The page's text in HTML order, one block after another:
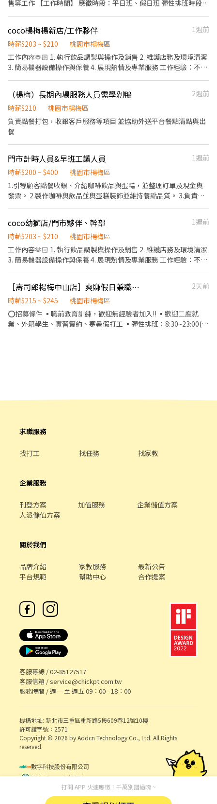
友一起，皆可享受用餐的樂趣。
售等工作 【工作時間】 應徵時段：平日班、假日班 彈性排班時段：
單、愉快像個溫暖的家，喜憨兒需要熱忱的您加入。
coco楊梅楊新店/工作夥伴
1週前
時薪$203 ~ $210
桃園市楊梅區
工作內容🫶🏻 1. 執行飲品調製與操作及銷售 2. 維護店務及環境清潔
3. 簡易機器設備操作與保養 4. 展現熱情及專業服務 工作經驗：不拘
業與門市管理訓練並有意願配合公司培訓計劃
（楊梅）長期內場服務人員需學剁鴨
2週前
時薪$210
桃園市楊梅區
負責點餐打包，收銀客戶服務等項目 並協助外送平台餐點清點與出
餐
門市計時人員&早班工讀人員
1週前
時薪$200 ~ $400
桃園市楊梅區
1.引導顧客點餐收銀、介紹咖啡飲品與蛋糕，並整理訂單及現金與
發票。 2.製作咖啡與飲品並與蛋糕裝飾並維持餐點品質。 3.負責準
coco幼獅店/門市夥伴、幹部
1週前
時薪$203 ~ $210
桃園市楊梅區
工作內容🫶🏻 1. 執行飲品調製與操作及銷售 2. 維護店務及環境清潔
3. 簡易機器設備操作與保養 4. 展現熱情及專業服務 工作經驗：不拘
業與門市管理訓練並有意願配合公司培訓計劃
［壽司郎楊梅中山店］爽賺假日兼職 💰時薪215元 無經驗可🉑
2天前
時薪$215 ~ $245
桃園市楊梅區
⭕招募條件 ▪職前教育訓練，歡迎無經驗者加入!! ▪歡迎二度就
業、外籍學生、實習簽約、寒暑假打工 ▪彈性排班：8:30~23:00(請
壽司，致力成為頂尖品牌
求職服務
找打工 找任務 找家教
企業服務
刊登方案 加值服務
企業儲值方案
人派儲值方案
關於我們
品牌介紹 家教服務
最新公告
平台規範
幫助中心 合作提案
客服專線 /02-85127517
客服信箱 /service@chickpt.com.tw
服務時間 / 週一 至 週五 09：00 - 18：00
機構地址: 新北市三重區重新路5段609巷12號10樓
許可證字號：2571
Copyright © 2026 by Addcn Technology Co., Ltd. All Rights
reserved.
數字科技股份有限公司
鄧白氏 ESG 永續標章
打開 APP 火速應徵！千萬別錯過唷 ~